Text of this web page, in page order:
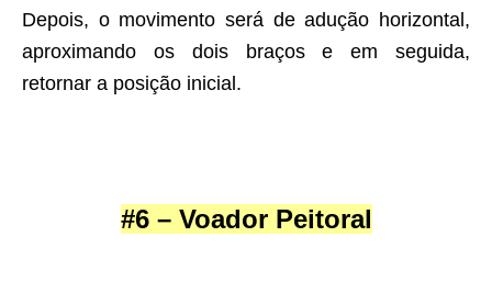
Depois, o movimento será de adução horizontal,
aproximando os dois braços e em seguida,
retornar a posição inicial.
#6 – Voador Peitoral